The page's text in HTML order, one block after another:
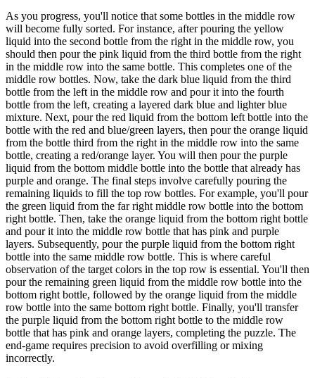
As you progress, you'll notice that some bottles in the middle row
will become fully sorted. For instance, after pouring the yellow
liquid into the second bottle from the right in the middle row, you
should then pour the pink liquid from the third bottle from the right
in the middle row into the same bottle. This completes one of the
middle row bottles. Now, take the dark blue liquid from the third
bottle from the left in the middle row and pour it into the fourth
bottle from the left, creating a layered dark blue and lighter blue
mixture. Next, pour the red liquid from the bottom left bottle into the
bottle with the red and blue/green layers, then pour the orange liquid
from the bottle third from the right in the middle row into the same
bottle, creating a red/orange layer. You will then pour the purple
liquid from the bottom middle bottle into the bottle that already has
purple and orange. The final steps involve carefully pouring the
remaining liquids to fill the top row bottles. For example, you'll pour
the green liquid from the far right middle row bottle into the bottom
right bottle. Then, take the orange liquid from the bottom right bottle
and pour it into the middle row bottle that has pink and purple
layers. Subsequently, pour the purple liquid from the bottom right
bottle into the same middle row bottle. This is where careful
observation of the target colors in the top row is essential. You'll then
pour the remaining green liquid from the middle row bottle into the
bottom right bottle, followed by the orange liquid from the middle
row bottle into the same bottom right bottle. Finally, you'll transfer
the purple liquid from the bottom right bottle to the middle row
bottle that has pink and orange layers, completing the puzzle. The
end-game requires precision to avoid overfilling or mixing
incorrectly.